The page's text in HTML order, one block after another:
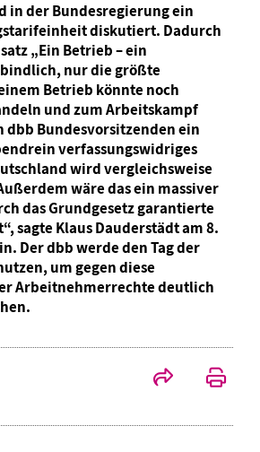
in der Bundesregierung ein
diskutiert. Dadurch
„Ein Betrieb – ein
nur die größte
Betrieb könnte noch
und zum Arbeitskampf
dbb Bundesvorsitzenden ein
verfassungswidriges
wird vergleichsweise
wäre das ein massiver
das Grundgesetz garantierte
sagte Klaus Dauderstädt am 8.
Der dbb werde den Tag der
um gegen diese
Arbeitnehmerrechte deutlich